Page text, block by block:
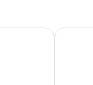
B&B